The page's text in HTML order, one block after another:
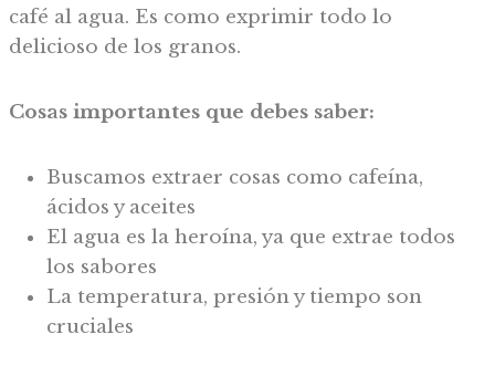
café al agua. Es como exprimir todo lo
delicioso de los granos.
Cosas importantes que debes saber:
Buscamos extraer cosas como cafeína,
ácidos y aceites
El agua es la heroína, ya que extrae todos
los sabores
La temperatura, presión y tiempo son
cruciales